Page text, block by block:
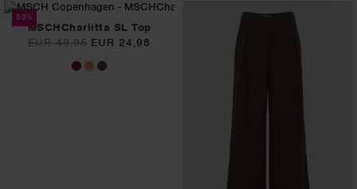
50%
MSCHCharlitta SL Top
EUR 49,95 EUR 24,98